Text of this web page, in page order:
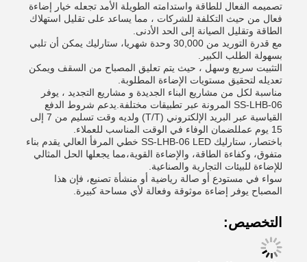
تصميمه الفعال للطاقة واستدامته الطويلة الأمد تجعله خيار إضاءة
فعال من حيث التكلفة للشركات ، مما يساعد على تقليل استهلاك
الطاقة وتقليل الصيانة إلى الحد الأدنى.
مع قدرة التوريد من 30,000 وحدة شهريا، ستارليك يمكن أن تلبي
بسهولة الطلب الكبير.
التثبيت سريع وسهل ، حيث يتم تعليق المصباح من السقف ويمكن
تعديله لتحقيق مستويات الإضاءة المطلوبة.
مناسبة لكل من مشاريع البناء الجديدة و مشاريع التجديد ، يوفر
SS-LHB-06 المرونة عبر تطبيقات مختلفة.يدعم شروط الدفع
القياسية عبر البريد الإلكتروني (T/T) ولديه وقت تسليم من 7 إلى
15 يوم عمللضمان الوفاء في الوقت المناسب للعملاء.
باختصار، ستارليك SS-LHB-06 LED خطي المرفأ العالي يقدم بناء
متفوق، وكفاءة الطاقة، والإضاءة القوية،مما يجعلها الحل المثالي
للإضاءة للبيئات التجارية والصناعية.
سواء في مستودع أو صالة رياضية أو منشأة تصنيع، فإن هذا
المصباح يوفر إضاءة موثوقة وفعالة لأي مساحة كبيرة.
التخصيص: